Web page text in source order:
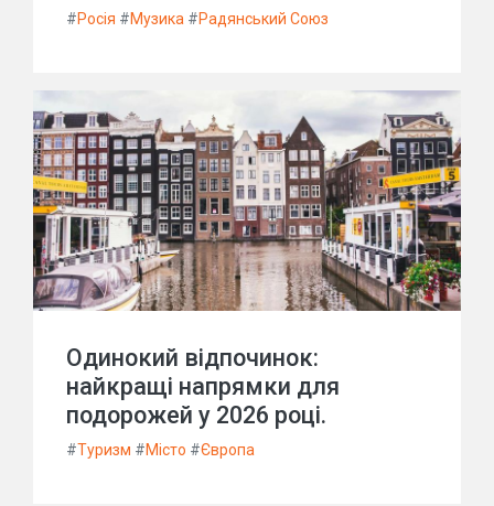
#Росія #Музика #Радянський Союз
Одинокий відпочинок:
найкращі напрямки для
подорожей у 2026 році.
#Туризм #Місто #Європа